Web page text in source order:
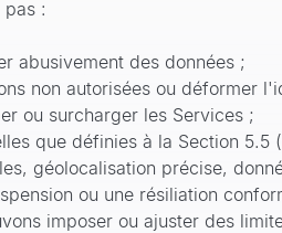
pas :
abusivement des données ;
non autorisées ou déformer
ou surcharger les Services ;
que définies à la Section
géolocalisation précise,
ou une résiliation
imposer ou ajuster des